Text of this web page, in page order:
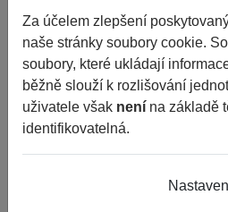
Výrobce
EAN
Číslo karty
DOT
Za účelem zlepšení
naše stránky soubory cookie.
soubory, které ukládají
běžně slouží k rozlišování
uživatele však není na základě
identifikovatelná.